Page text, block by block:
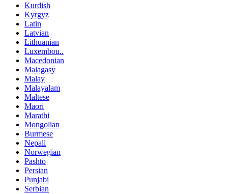
Kurdish
Kyrgyz
Latin
Latvian
Lithuanian
Luxembou..
Macedonian
Malagasy
Malay
Malayalam
Maltese
Maori
Marathi
Mongolian
Burmese
Nepali
Norwegian
Pashto
Persian
Punjabi
Serbian